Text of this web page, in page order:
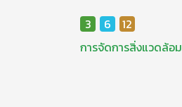
3 6
12
การจัดการสิ่งแวดล้อม